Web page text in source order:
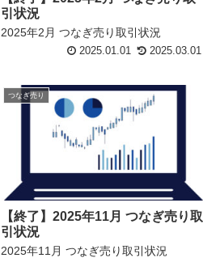
引状況
2025年2月 つなぎ売り取引状況
2025.01.01 2025.03.01
つなぎ売り
【終了】2025年11月 つなぎ売り取
引状況
2025年11月 つなぎ売り取引状況